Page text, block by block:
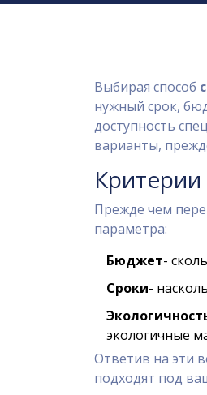
Выбирая способ
нужный срок,
доступность
варианты,
Прежде чем
параметра:
Бюджет-
Сроки-
экологичные
Ответив на эти
подходят под